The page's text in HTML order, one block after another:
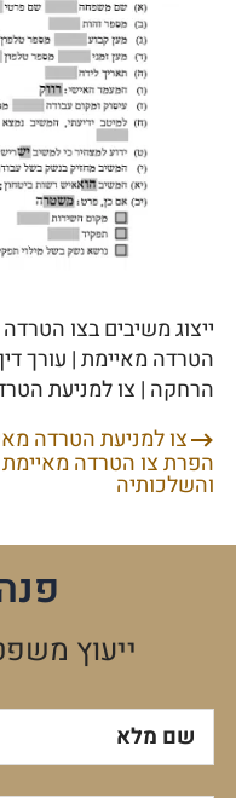
ייצוג משיבים בצו
הטרדה מאיימת | עורך
הרחקה | צו למניעת
ניווטצו למניעת הטרדה
הפרת צו הטרדה
והשלכותיה
ייעוץ
שם מלא